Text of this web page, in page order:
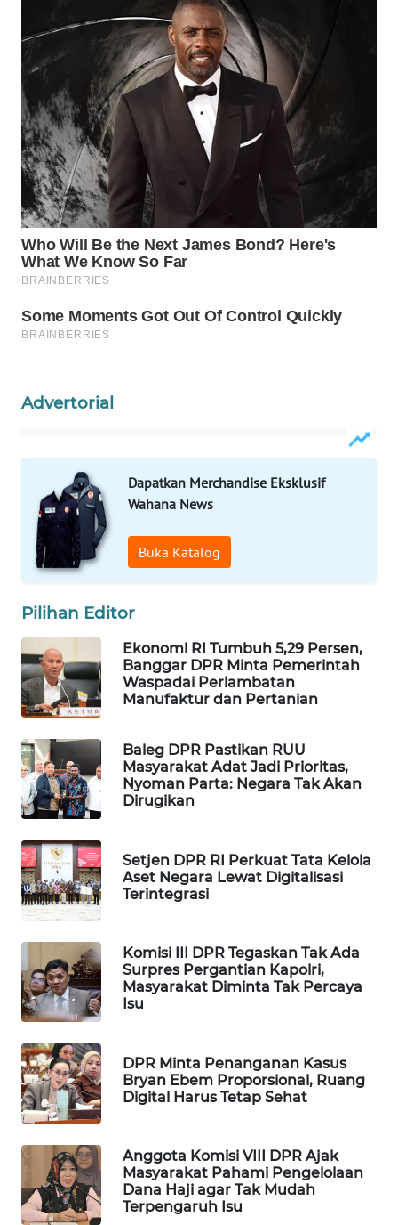
Advertorial
Dapatkan Merchandise Eksklusif
Wahana News
Buka Katalog
Pilihan Editor
Ekonomi RI Tumbuh 5,29 Persen,
Banggar DPR Minta Pemerintah
Waspadai Perlambatan
Manufaktur dan Pertanian
Baleg DPR Pastikan RUU
Masyarakat Adat Jadi Prioritas,
Nyoman Parta: Negara Tak Akan
Dirugikan
Setjen DPR RI Perkuat Tata Kelola
Aset Negara Lewat Digitalisasi
Terintegrasi
Komisi III DPR Tegaskan Tak Ada
Surpres Pergantian Kapolri,
Masyarakat Diminta Tak Percaya
Isu
DPR Minta Penanganan Kasus
Bryan Ebem Proporsional, Ruang
Digital Harus Tetap Sehat
Anggota Komisi VIII DPR Ajak
Masyarakat Pahami Pengelolaan
Dana Haji agar Tak Mudah
Terpengaruh Isu
Wahana
Media
Group
WAHANA
NEWS
WAHANA
TANI
WAHANA
ADVOKAT
WAHANA
INFRASTRUKTUR
KONSUMEN
LISTRIK
WAHANA
TRAVEL
WAHANA
WAHANANEWS
ID
WAHANANEWS
CO ID
WAHANANEWS
NET
WAHANA
SPORT
WAHANA
WAHANA
SELEB
WAHANA
PERSONA
WAHANA
WAHANA
HEALTH